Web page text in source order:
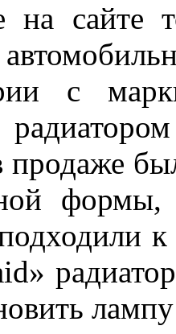
сайте
с
продаже